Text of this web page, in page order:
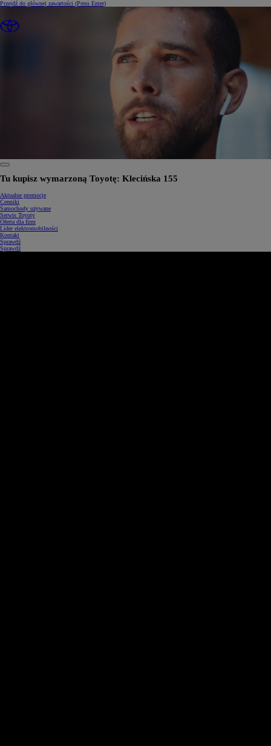
Przejdź do głównej zawartości (Press Enter)
0:31 / 1:34
Tu kupisz wymarzoną Toyotę: Klecińska 155
Aktualne promocje
Cenniki
Samochody używane
Serwis Toyoty
Oferta dla firm
Lider elektromobilności
Kontakt
Sprawdź
Sprawdź